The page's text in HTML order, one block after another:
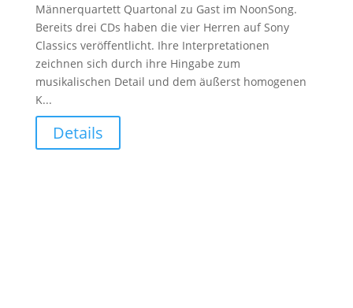
Männerquartett Quartonal zu Gast im NoonSong.
Bereits drei CDs haben die vier Herren auf Sony
Classics veröffentlicht. Ihre Interpretationen
zeichnen sich durch ihre Hingabe zum
musikalischen Detail und dem äußerst homogenen
K...
Details